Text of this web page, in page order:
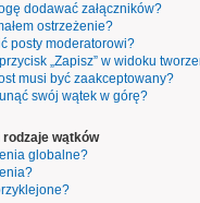
dodawać załączników?
ostrzeżenie?
posty moderatorowi?
„Zapisz” w widoku
musi być zaakceptowany?
swój wątek w górę?
rodzaje wątków
globalne?